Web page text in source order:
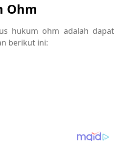
Ohm
hukum ohm adalah dapat
berikut ini: